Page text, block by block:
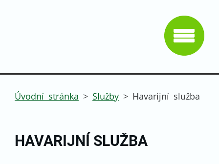
Úvodní stránka > Služby > Havarijní služba
HAVARIJNÍ SLUŽBA